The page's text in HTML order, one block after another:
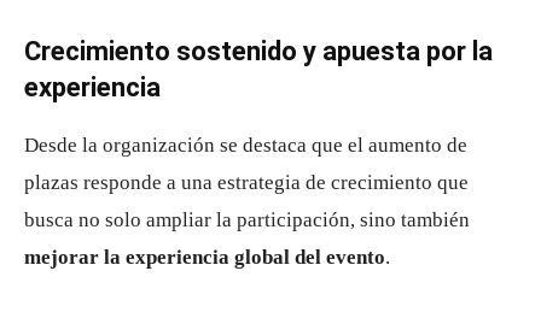
Crecimiento sostenido y apuesta por la
experiencia
Desde la organización se destaca que el aumento de
plazas responde a una estrategia de crecimiento que
busca no solo ampliar la participación, sino también
mejorar la experiencia global del evento.